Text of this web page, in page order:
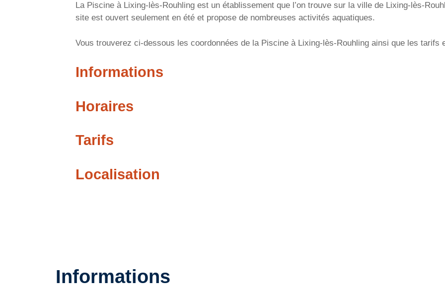
La Piscine à Lixing-lès-Rouhling est un établissement que l’on trouve sur la ville de Lixing-lès-
site est ouvert seulement en été et propose de nombreuses activités aquatiques.
Vous trouverez ci-dessous les coordonnées de la Piscine à Lixing-lès-Rouhling ainsi que les tarifs
Informations
Horaires
Tarifs
Localisation
Informations